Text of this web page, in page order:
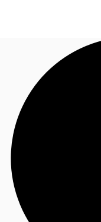
オフィス・事
倉庫・物流セ
お電話